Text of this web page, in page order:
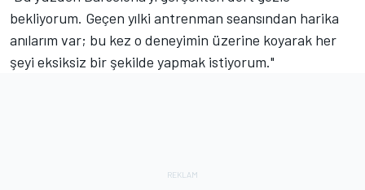
bekliyorum. Geçen yılki antrenman seansından harika
anılarım var; bu kez o deneyimin üzerine koyarak her
şeyi eksiksiz bir şekilde yapmak istiyorum."